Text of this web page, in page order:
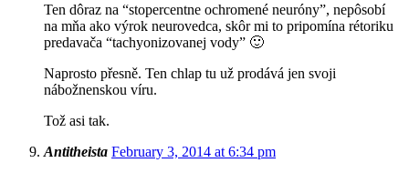
Ten dôraz na “stopercentne ochromené neuróny”, nepôsobí
na mňa ako výrok neurovedca, skôr mi to pripomína rétoriku
predavača “tachyonizovanej vody” 🙂
Naprosto přesně. Ten chlap tu už prodává jen svoji
nábožnenskou víru.
Tož asi tak.
Antitheista February 3, 2014 at 6:34 pm